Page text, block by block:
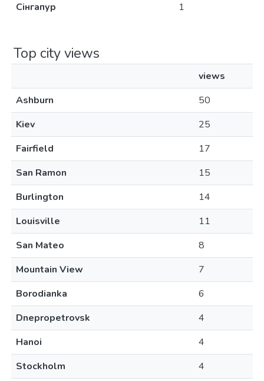
Сінгапур
1
Top city views
views
Ashburn
50
Kiev
25
Fairfield
17
San Ramon
15
Burlington
14
Louisville
11
San Mateo
8
Mountain View
7
Borodianka
6
Dnepropetrovsk
4
Hanoi
4
Stockholm
4